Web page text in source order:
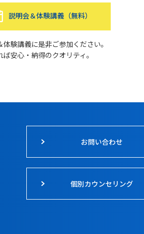
説明会＆体験講義（無料）
体験講義に是非ご参加ください。
ば安心・納得のクオリティ。
お問い合わせ
個別カウンセリング